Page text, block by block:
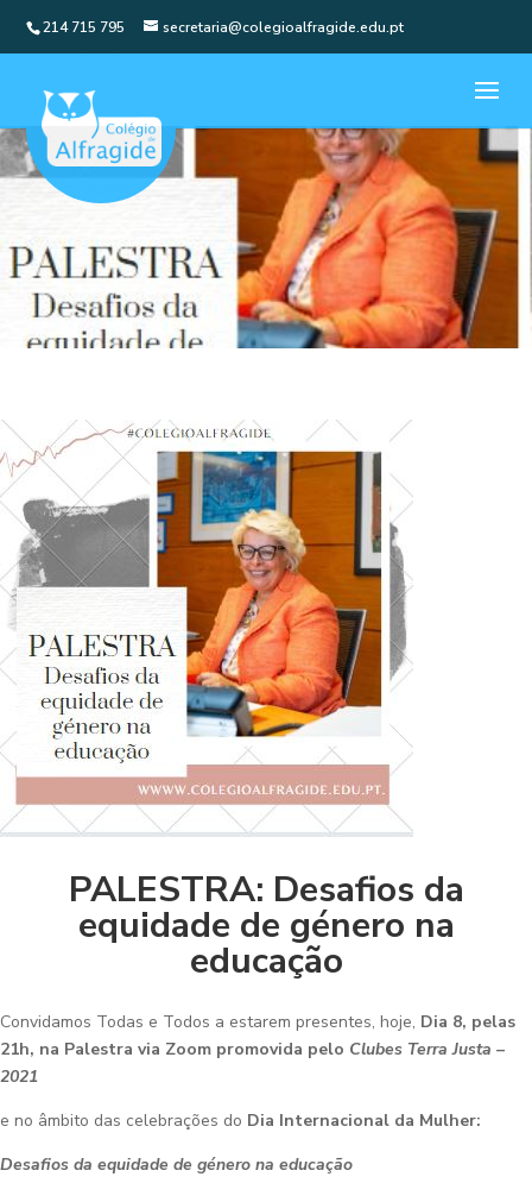
214 715 795 secretaria@colegioalfragide.edu.pt
PALESTRA: Desafios da
equidade de género na
educação
Convidamos Todas e Todos a estarem presentes, hoje, Dia 8, pelas
21h, na Palestra via Zoom promovida pelo Clubes Terra Justa –
2021
e no âmbito das celebrações do Dia Internacional da Mulher:
Desafios da equidade de género na educação